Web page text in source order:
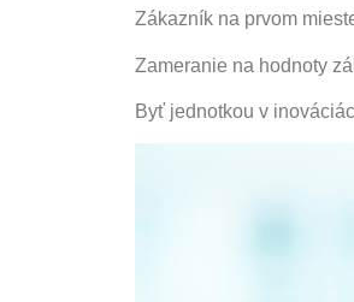
Zákazník na prvom
Zameranie na hodnoty
Byť jednotkou v